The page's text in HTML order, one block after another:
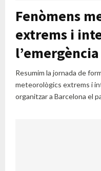
Fenòmens
extrems i
l’emergència
Resumim la jornada de
meteorològics extrems i
organitzar a Barcelona el